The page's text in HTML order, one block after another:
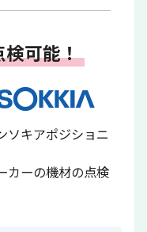
検可能！
ソキアポジショニ
カーの機材の点検
ォーム
ガジンNEXT
い合わせ